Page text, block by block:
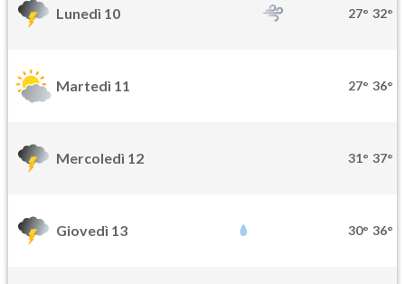
Lunedì 10 27° 32°
Martedì 11 27° 36°
Mercoledì 12 31° 37°
Giovedì 13 30° 36°